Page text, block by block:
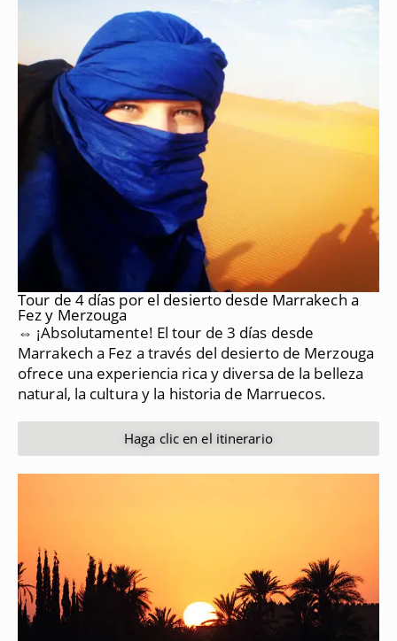
Tour de 4 días por el desierto desde Marrakech a
Fez y Merzouga
⇔ ¡Absolutamente! El tour de 3 días desde
Marrakech a Fez a través del desierto de Merzouga
ofrece una experiencia rica y diversa de la belleza
natural, la cultura y la historia de Marruecos.
Haga clic en el itinerario